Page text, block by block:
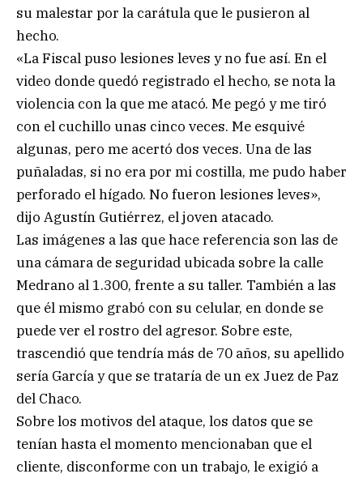
su malestar por la carátula que le pusieron al
hecho.
«La Fiscal puso lesiones leves y no fue así. En el
video donde quedó registrado el hecho, se nota la
violencia con la que me atacó. Me pegó y me tiró
con el cuchillo unas cinco veces. Me esquivé
algunas, pero me acertó dos veces. Una de las
puñaladas, si no era por mi costilla, me pudo haber
perforado el hígado. No fueron lesiones leves»,
dijo Agustín Gutiérrez, el joven atacado.
Las imágenes a las que hace referencia son las de
una cámara de seguridad ubicada sobre la calle
Medrano al 1.300, frente a su taller. También a las
que él mismo grabó con su celular, en donde se
puede ver el rostro del agresor. Sobre este,
trascendió que tendría más de 70 años, su apellido
sería García y que se trataría de un ex Juez de Paz
del Chaco.
Sobre los motivos del ataque, los datos que se
tenían hasta el momento mencionaban que el
cliente, disconforme con un trabajo, le exigió a